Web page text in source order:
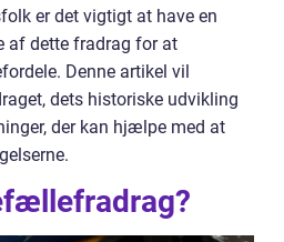
er det vigtigt at have en
af dette fradrag for at
Denne artikel vil
dets historiske udvikling
der kan hjælpe med at